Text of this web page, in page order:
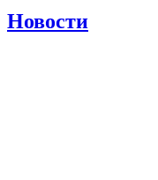
Новости